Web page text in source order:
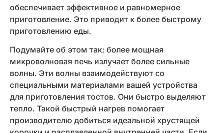
обеспечивает эффективное и равномерное
приготовление. Это приводит к более быстрому
приготовлению еды.
Подумайте об этом так: более мощная
микроволновая печь излучает более сильные
волны. Эти волны взаимодействуют со
специальными материалами вашей устройства
для приготовления тостов. Они быстро выделяют
тепло. Такой быстрый нагрев помогает
производителю добиться идеальной хрустящей